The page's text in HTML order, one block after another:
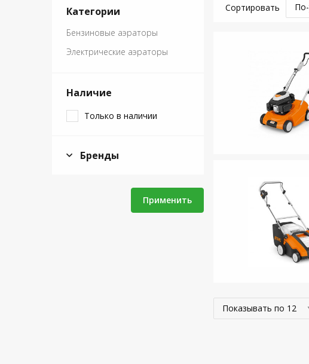
Категории
Бензиновые аэраторы
Электрические аэраторы
Наличие
Только в наличии
Бренды
Применить
Сортировать